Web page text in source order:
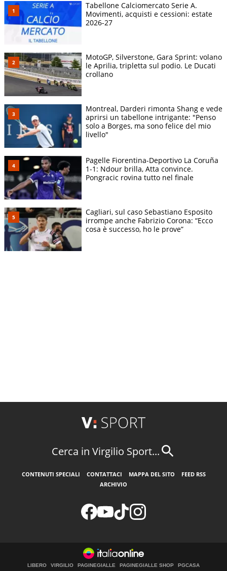
Tabellone Calciomercato Serie A.
Movimenti, acquisti e cessioni: estate
2026-27
MotoGP, Silverstone, Gara Sprint: volano
le Aprilia, tripletta sul podio. Le Ducati
crollano
Montreal, Darderi rimonta Shang e vede
aprirsi un tabellone intrigante: "Penso
solo a Borges, ma sono felice del mio
livello"
Pagelle Fiorentina-Deportivo La Coruña
1-1: Ndour brilla, Atta convince.
Pongracic rovina tutto nel finale
Cagliari, sul caso Sebastiano Esposito
irrompe anche Fabrizio Corona: “Ecco
cosa è successo, ho le prove”
Cerca in Virgilio Sport...
CONTENUTI SPECIALI CONTATTACI MAPPA DEL SITO
FEED RSS
ARCHIVIO
LIBERO VIRGILIO PAGINEGIALLE PAGINEGIALLE SHOP PGCASA